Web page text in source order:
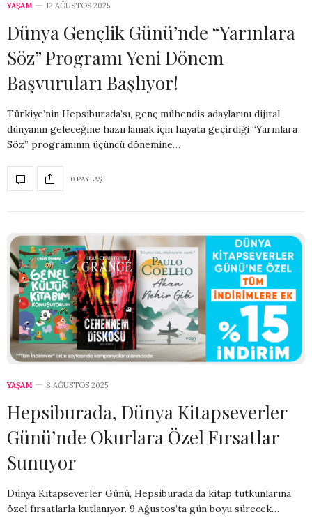
YAŞAM 12 AĞUSTOS 2025
Dünya Gençlik Günü’nde “Yarınlara
Söz” Programı Yeni Dönem
Başvuruları Başlıyor!
Türkiye’nin Hepsiburada’sı, genç mühendis adaylarını dijital
dünyanın geleceğine hazırlamak için hayata geçirdiği “Yarınlara
Söz” programının üçüncü dönemine…
0 PAYLAŞ
YAŞAM 8 AĞUSTOS 2025
Hepsiburada, Dünya Kitapseverler
Günü’nde Okurlara Özel Fırsatlar
Sunuyor
Dünya Kitapseverler Günü, Hepsiburada’da kitap tutkunlarına
özel fırsatlarla kutlanıyor. 9 Ağustos’ta gün boyu sürecek…